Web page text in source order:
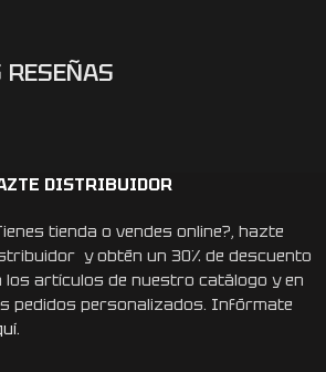
DISTRIBUIDOR
tienda o vendes online?, hazte
y obtén un 30% de descuento
los artículos de nuestro catálogo y en
pedidos personalizados. Infórmate